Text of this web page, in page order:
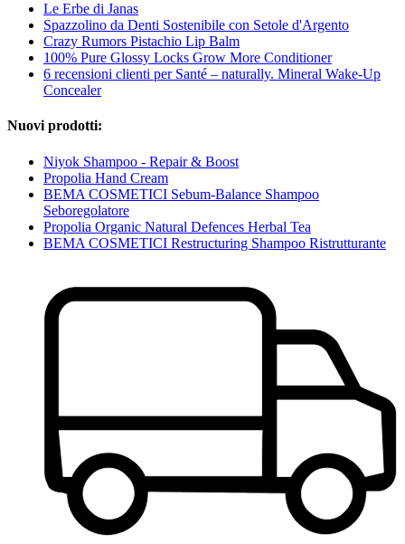
Le Erbe di Janas
Spazzolino da Denti Sostenibile con Setole d'Argento
Crazy Rumors Pistachio Lip Balm
100% Pure Glossy Locks Grow More Conditioner
6 recensioni clienti per Santé – naturally. Mineral Wake-Up
Concealer
Nuovi prodotti:
Niyok Shampoo - Repair & Boost
Propolia Hand Cream
BEMA COSMETICI Sebum-Balance Shampoo
Seboregolatore
Propolia Organic Natural Defences Herbal Tea
BEMA COSMETICI Restructuring Shampoo Ristrutturante